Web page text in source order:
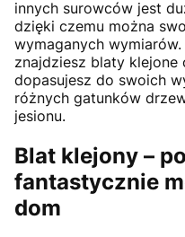
innych surowców jest
dzięki czemu można
wymaganych
znajdziesz blaty
dopasujesz do swoich
różnych gatunków
jesionu.
Blat klejony –
fantastycznie
dom